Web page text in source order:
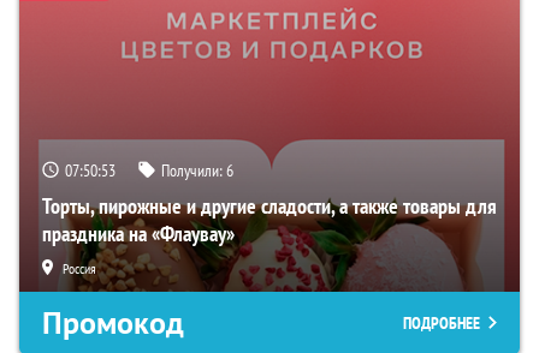
07:50:52 Получили:6
Торты, пирожные и другие сладости, а также товары для
праздника на «Флаувау»
Россия
Промокод ПОДРОБНЕЕ